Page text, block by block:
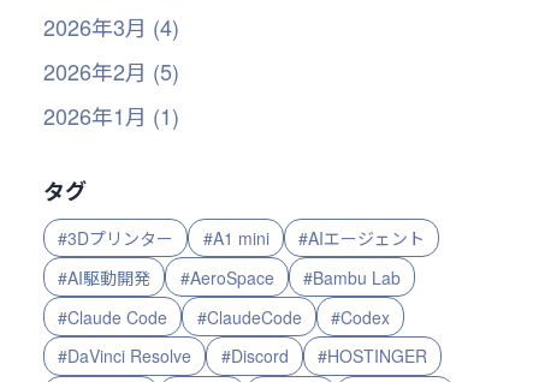
2026年3月 (4)
2026年2月 (5)
2026年1月 (1)
タグ
#3Dプリンター #A1 mini
#AIエージェント
#AI駆動開発
#AeroSpace
#Bambu Lab
#Claude Code
#ClaudeCode
#Codex
#DaVinci Resolve
#Discord
#HOSTINGER